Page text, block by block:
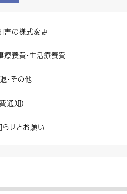
書の様式変更
養費・生活療養費
・その他
通知）
せとお願い